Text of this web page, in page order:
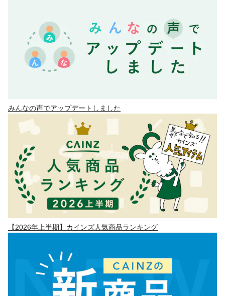
みんなの声でアップデートしました
【2026年上半期】カインズ人気商品ランキング